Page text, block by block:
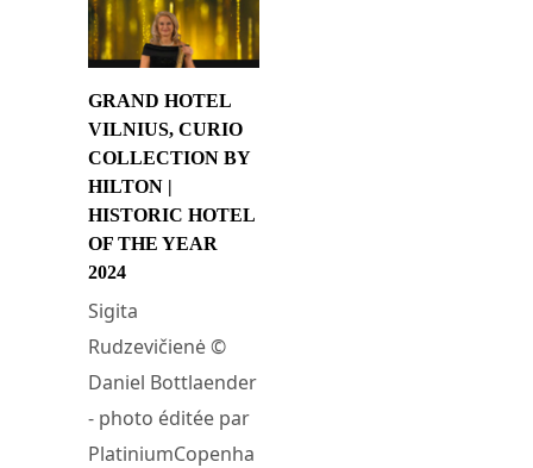
GRAND HOTEL
VILNIUS, CURIO
COLLECTION BY
HILTON |
HISTORIC HOTEL
OF THE YEAR
2024
Sigita
Rudzevičienė ©
Daniel Bottlaender
- photo éditée par
PlatiniumCopenha